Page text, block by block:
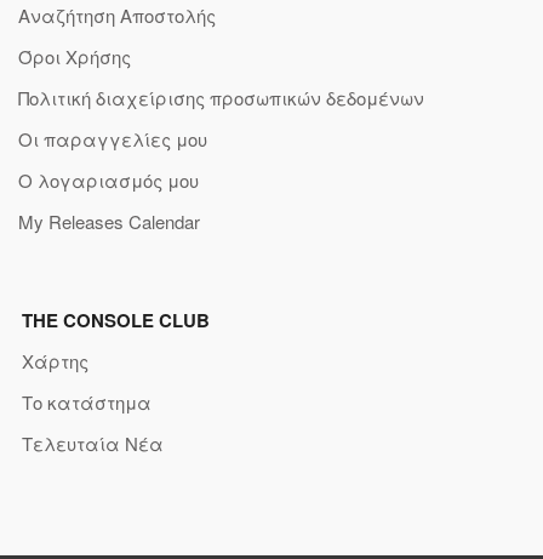
Αναζήτηση Αποστολής
Όροι Χρήσης
Πολιτική διαχείρισης προσωπικών δεδομένων
Οι παραγγελίες μου
Ο λογαριασμός μου
My Releases Calendar
THE CONSOLE CLUB
Χάρτης
Το κατάστημα
Τελευταία Νέα